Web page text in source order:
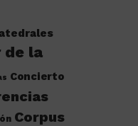
de la
Concierto
Corpus